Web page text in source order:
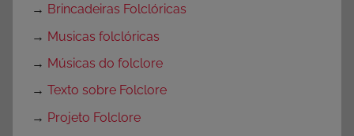
→ Brincadeiras Folclóricas
→ Musicas folclóricas
→ Músicas do folclore
→ Texto sobre Folclore
→ Projeto Folclore